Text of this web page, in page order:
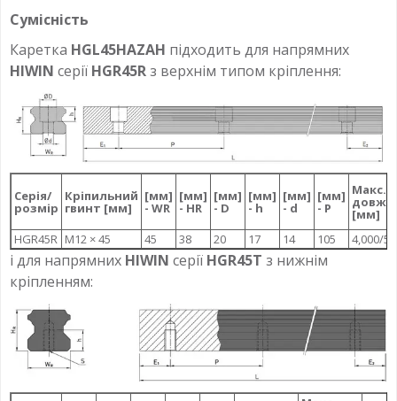
Сумісність
Каретка HGL45HAZAH підходить для напрямних
HIWIN серії HGR45Rз верхнім типом кріплення:
Серія/
розмір
Кріпильний
гвинт [мм]
[мм]
- WR
[мм]
- HR
[мм]
- D
[мм]
- h
[мм]
- d
[мм]
- P
Макс.
[мм]
HGR45R M12 × 45 45 38 20 17 14 105 4,000/
і для напрямних HIWIN серії HGR45T з нижнім
кріпленням: